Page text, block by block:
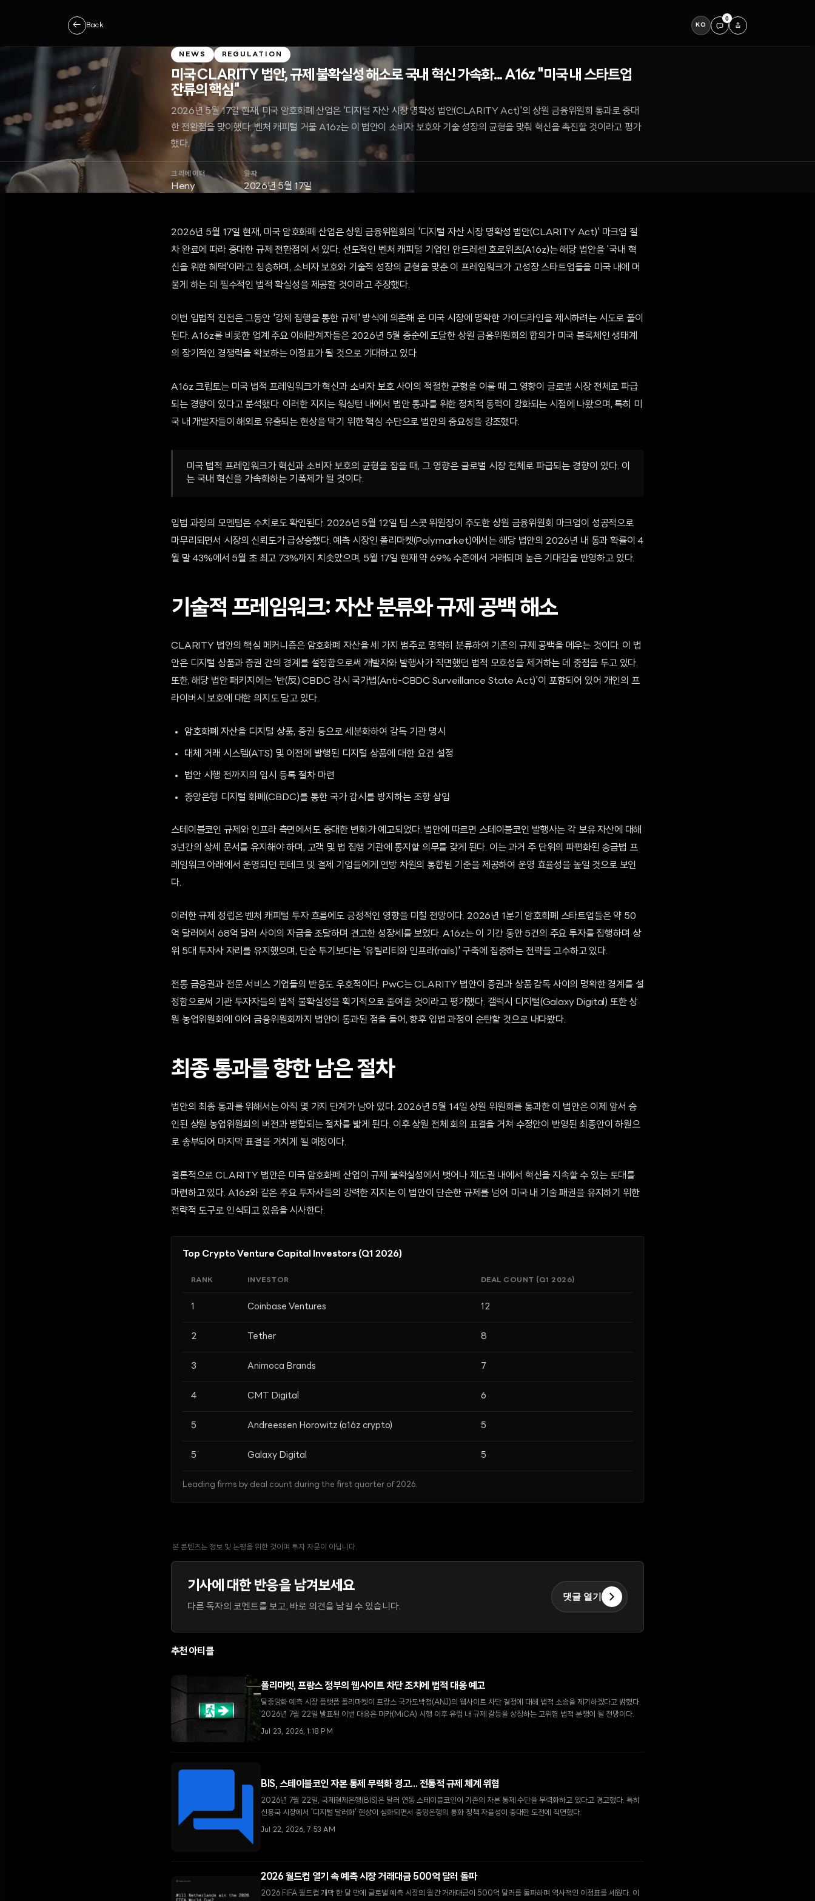
← Back KO
0
NEWS REGULATION
미국 CLARITY 법안, 규제 불확실성 해소로 국내 혁신 가속화... A16z "미국 내 스타트업
잔류의 핵심"
2026년 5월 17일 현재, 미국 암호화폐 산업은 '디지털 자산 시장 명확성 법안(CLARITY Act)'의 상원 금융위원회 통과로 중대
한 전환점을 맞이했다. 벤처 캐피털 거물 A16z는 이 법안이 소비자 보호와 기술 성장의 균형을 맞춰 혁신을 촉진할 것이라고 평가
했다.
크리에이터
Heny
일자
2026년 5월 17일
2026년 5월 17일 현재, 미국 암호화폐 산업은 상원 금융위원회의 '디지털 자산 시장 명확성 법안(CLARITY Act)' 마크업 절
차 완료에 따라 중대한 규제 전환점에 서 있다. 선도적인 벤처 캐피털 기업인 안드레센 호로위츠(A16z)는 해당 법안을 '국내 혁
신을 위한 혜택'이라고 칭송하며, 소비자 보호와 기술적 성장의 균형을 맞춘 이 프레임워크가 고성장 스타트업들을 미국 내에 머
물게 하는 데 필수적인 법적 확실성을 제공할 것이라고 주장했다.
이번 입법적 진전은 그동안 '강제 집행을 통한 규제' 방식에 의존해 온 미국 시장에 명확한 가이드라인을 제시하려는 시도로 풀이
된다. A16z를 비롯한 업계 주요 이해관계자들은 2026년 5월 중순에 도달한 상원 금융위원회의 합의가 미국 블록체인 생태계
의 장기적인 경쟁력을 확보하는 이정표가 될 것으로 기대하고 있다.
A16z 크립토는 미국 법적 프레임워크가 혁신과 소비자 보호 사이의 적절한 균형을 이룰 때 그 영향이 글로벌 시장 전체로 파급
되는 경향이 있다고 분석했다. 이러한 지지는 워싱턴 내에서 법안 통과를 위한 정치적 동력이 강화되는 시점에 나왔으며, 특히 미
국 내 개발자들이 해외로 유출되는 현상을 막기 위한 핵심 수단으로 법안의 중요성을 강조했다.
미국 법적 프레임워크가 혁신과 소비자 보호의 균형을 잡을 때, 그 영향은 글로벌 시장 전체로 파급되는 경향이 있다. 이
는 국내 혁신을 가속화하는 기폭제가 될 것이다.
입법 과정의 모멘텀은 수치로도 확인된다. 2026년 5월 12일 팀 스콧 위원장이 주도한 상원 금융위원회 마크업이 성공적으로
마무리되면서 시장의 신뢰도가 급상승했다. 예측 시장인 폴리마켓(Polymarket)에서는 해당 법안의 2026년 내 통과 확률이 4
월 말 43%에서 5월 초 최고 73%까지 치솟았으며, 5월 17일 현재 약 69% 수준에서 거래되며 높은 기대감을 반영하고 있다.
기술적 프레임워크: 자산 분류와 규제 공백 해소
CLARITY 법안의 핵심 메커니즘은 암호화폐 자산을 세 가지 범주로 명확히 분류하여 기존의 규제 공백을 메우는 것이다. 이 법
안은 디지털 상품과 증권 간의 경계를 설정함으로써 개발자와 발행사가 직면했던 법적 모호성을 제거하는 데 중점을 두고 있다.
또한, 해당 법안 패키지에는 '반(反) CBDC 감시 국가법(Anti-CBDC Surveillance State Act)'이 포함되어 있어 개인의 프
라이버시 보호에 대한 의지도 담고 있다.
암호화폐 자산을 디지털 상품, 증권 등으로 세분화하여 감독 기관 명시
대체 거래 시스템(ATS) 및 이전에 발행된 디지털 상품에 대한 요건 설정
법안 시행 전까지의 임시 등록 절차 마련
중앙은행 디지털 화폐(CBDC)를 통한 국가 감시를 방지하는 조항 삽입
스테이블코인 규제와 인프라 측면에서도 중대한 변화가 예고되었다. 법안에 따르면 스테이블코인 발행사는 각 보유 자산에 대해
3년간의 상세 문서를 유지해야 하며, 고객 및 법 집행 기관에 통지할 의무를 갖게 된다. 이는 과거 주 단위의 파편화된 송금법 프
레임워크 아래에서 운영되던 핀테크 및 결제 기업들에게 연방 차원의 통합된 기준을 제공하여 운영 효율성을 높일 것으로 보인
다.
이러한 규제 정립은 벤처 캐피털 투자 흐름에도 긍정적인 영향을 미칠 전망이다. 2026년 1분기 암호화폐 스타트업들은 약 50
억 달러에서 68억 달러 사이의 자금을 조달하며 견고한 성장세를 보였다. A16z는 이 기간 동안 5건의 주요 투자를 집행하며 상
위 5대 투자사 자리를 유지했으며, 단순 투기보다는 '유틸리티와 인프라(rails)' 구축에 집중하는 전략을 고수하고 있다.
전통 금융권과 전문 서비스 기업들의 반응도 우호적이다. PwC는 CLARITY 법안이 증권과 상품 감독 사이의 명확한 경계를 설
정함으로써 기관 투자자들의 법적 불확실성을 획기적으로 줄여줄 것이라고 평가했다. 갤럭시 디지털(Galaxy Digital) 또한 상
원 농업위원회에 이어 금융위원회까지 법안이 통과된 점을 들어, 향후 입법 과정이 순탄할 것으로 내다봤다.
최종 통과를 향한 남은 절차
법안의 최종 통과를 위해서는 아직 몇 가지 단계가 남아 있다. 2026년 5월 14일 상원 위원회를 통과한 이 법안은 이제 앞서 승
인된 상원 농업위원회의 버전과 병합되는 절차를 밟게 된다. 이후 상원 전체 회의 표결을 거쳐 수정안이 반영된 최종안이 하원으
로 송부되어 마지막 표결을 거치게 될 예정이다.
결론적으로 CLARITY 법안은 미국 암호화폐 산업이 규제 불확실성에서 벗어나 제도권 내에서 혁신을 지속할 수 있는 토대를
마련하고 있다. A16z와 같은 주요 투자사들의 강력한 지지는 이 법안이 단순한 규제를 넘어 미국 내 기술 패권을 유지하기 위한
전략적 도구로 인식되고 있음을 시사한다.
Top Crypto Venture Capital Investors (Q1 2026)
RANK INVESTOR DEAL COUNT (Q1 2026)
1 Coinbase Ventures 12
2 Tether 8
3 Animoca Brands 7
4 CMT Digital 6
5 Andreessen Horowitz (a16z crypto) 5
5 Galaxy Digital 5
Leading firms by deal count during the first quarter of 2026.
본 콘텐츠는 정보 및 논평을 위한 것이며 투자 자문이 아닙니다.
기사에 대한 반응을 남겨보세요
다른 독자의 코멘트를 보고, 바로 의견을 남길 수 있습니다.
댓글 열기
추천 아티클
폴리마켓, 프랑스 정부의 웹사이트 차단 조치에 법적 대응 예고
탈중앙화 예측 시장 플랫폼 폴리마켓이 프랑스 국가도박청(ANJ)의 웹사이트 차단 결정에 대해 법적 소송을 제기하겠다고 밝혔다.
2026년 7월 22일 발표된 이번 대응은 미카(MiCA) 시행 이후 유럽 내 규제 갈등을 상징하는 고위험 법적 분쟁이 될 전망이다.
Jul 23, 2026, 1:18 PM
BIS, 스테이블코인 자본 통제 무력화 경고... 전통적 규제 체계 위협
2026년 7월 22일, 국제결제은행(BIS)은 달러 연동 스테이블코인이 기존의 자본 통제 수단을 무력화하고 있다고 경고했다. 특히
신흥국 시장에서 '디지털 달러화' 현상이 심화되면서 중앙은행의 통화 정책 자율성이 중대한 도전에 직면했다.
Jul 22, 2026, 7:53 AM
2026 월드컵 열기 속 예측 시장 거래대금 500억 달러 돌파
2026 FIFA 월드컵 개막 한 달 만에 글로벌 예측 시장의 월간 거래대금이 500억 달러를 돌파하며 역사적인 이정표를 세웠다. 이